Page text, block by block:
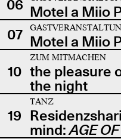
06 Motel a Miio
07 Motel a Miio
10
ZUM MITMACHEN
the pleasure
the night
19
TANZ
mind:AGE